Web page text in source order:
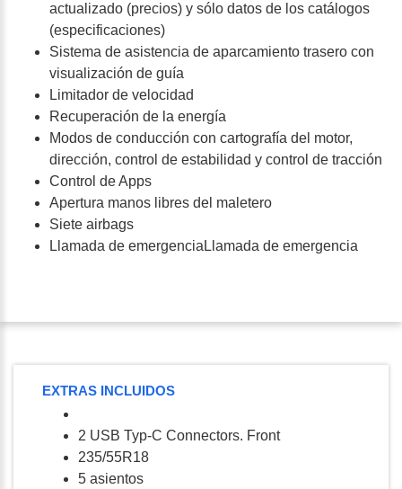
actualizado (precios) y sólo datos de los catálogos
(especificaciones)
Sistema de asistencia de aparcamiento trasero con
visualización de guía
Limitador de velocidad
Recuperación de la energía
Modos de conducción con cartografía del motor,
dirección, control de estabilidad y control de tracción
Control de Apps
Apertura manos libres del maletero
Siete airbags
Llamada de emergenciaLlamada de emergencia
EXTRAS INCLUIDOS
2 USB Typ-C Connectors. Front
235/55R18
5 asientos